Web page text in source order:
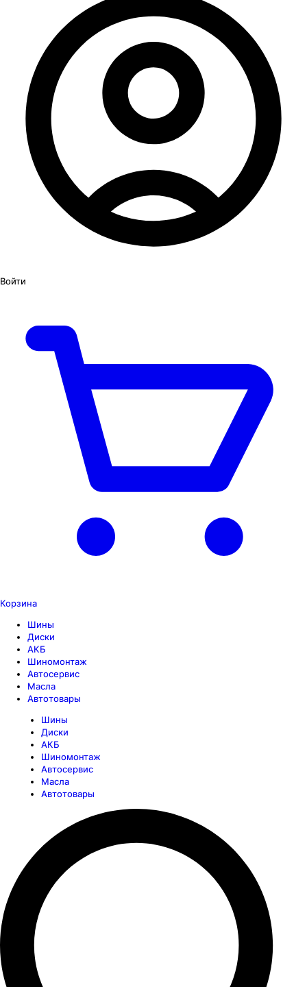
Войти
Корзина
Шины
Диски
АКБ
Шиномонтаж
Автосервис
Масла
Автотовары
Шины
Диски
АКБ
Шиномонтаж
Автосервис
Масла
Автотовары